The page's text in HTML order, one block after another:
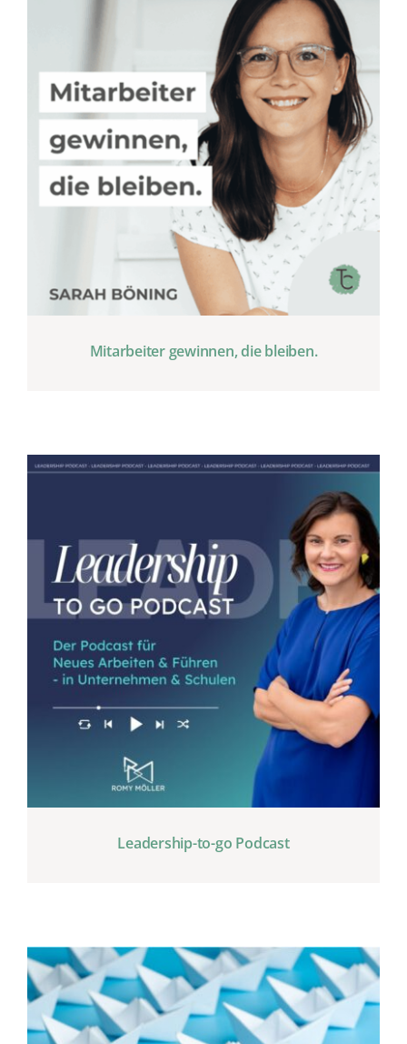
Mitarbeiter gewinnen, die bleiben.
Leadership-to-go Podcast